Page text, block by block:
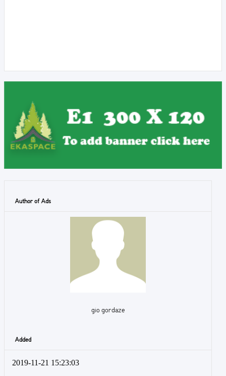
Author of Ads
gio gordaze
Added
2019-11-21 15:23:03